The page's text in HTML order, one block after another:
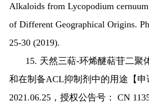
Alkaloids from Lycopodium cernuum
of Different Geographical Origins.
25-30 (2019).
15. 天然三萜-环烯醚萜苷二聚
和在制备ACL抑制剂中的用途【申
2021.06.25，授权公告号： CN